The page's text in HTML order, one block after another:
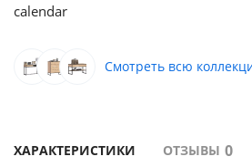
Смотреть всю
ХАРАКТЕРИСТИКИ ОТЗЫВЫ 0